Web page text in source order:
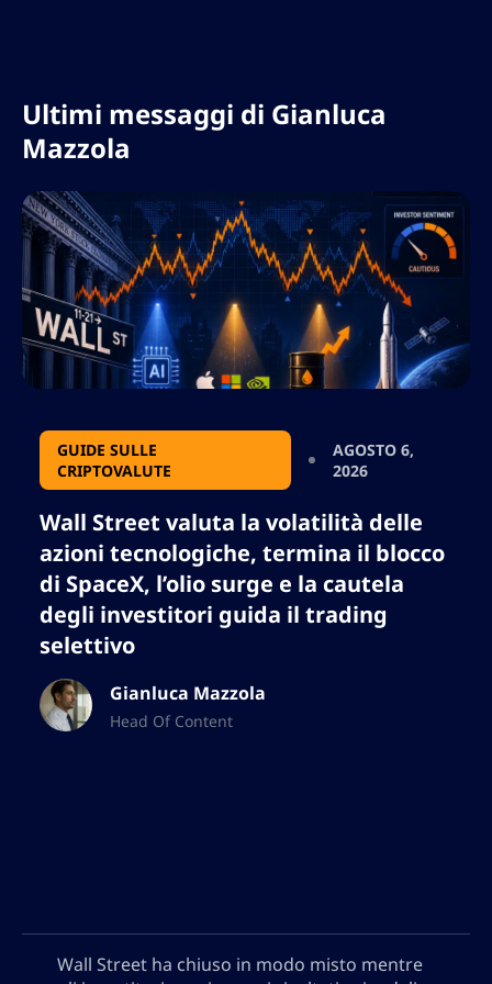
Ultimi messaggi di Gianluca
Mazzola
GUIDE SULLE
CRIPTOVALUTE
AGOSTO 6,
2026
Wall Street valuta la volatilità delle
azioni tecnologiche, termina il blocco
di SpaceX, l’olio surge e la cautela
degli investitori guida il trading
selettivo
Gianluca Mazzola
Head Of Content
Wall Street ha chiuso in modo misto mentre